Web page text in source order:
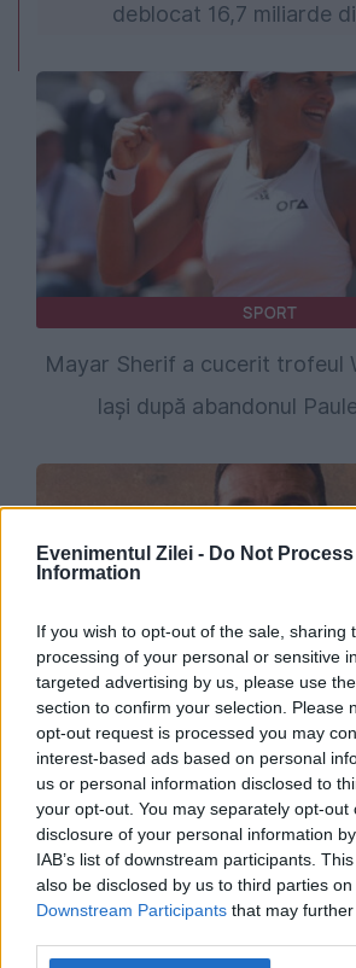
Evenimentul Zilei - Do Not
Information
If you wish to opt-out of the sale, sharing
processing of your personal or sensitive
targeted advertising by us, please use
section to confirm your selection. Please
opt-out request is processed you may
interest-based ads based on personal
us or personal information disclosed to
your opt-out. You may separately opt-out
disclosure of your personal information
IAB’s list of downstream participants.
also be disclosed by us to third parties on
Downstream Participants that may
deblocat 16,7 miliarde
SPORT
Mayar Sherif a cucerit trofeul
Iași după abandonul
SPORT
Imaginea cu Lionel Scaloni
Argentina-Egipt